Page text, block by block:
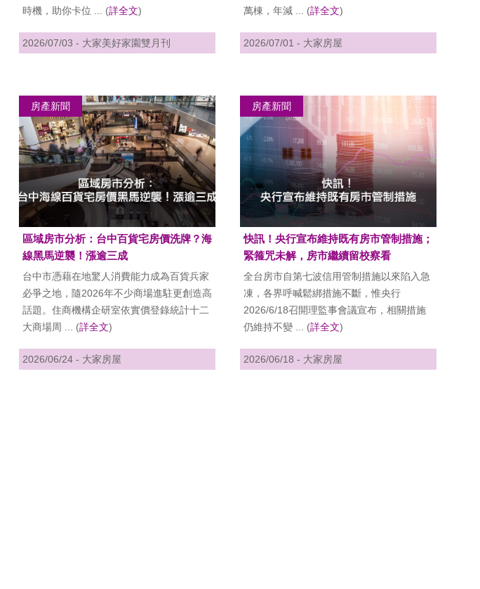
時機，助你卡位 ... (詳全文)
2026/07/03 - 大家美好家園雙月刊
萬棟，年減 ... (詳全文)
2026/07/01 - 大家房屋
房產新聞
區域房市分析：台中百貨宅房價洗牌？海
線黑馬逆襲！漲逾三成
台中市憑藉在地驚人消費能力成為百貨兵家
必爭之地，隨2026年不少商場進駐更創造高
話題。住商機構企研室依實價登錄統計十二
大商場周 ... (詳全文)
2026/06/24 - 大家房屋
房產新聞
快訊！央行宣布維持既有房市管制措施；
緊箍咒未解，房市繼續留校察看
全台房市自第七波信用管制措施以來陷入急
凍，各界呼喊鬆綁措施不斷，惟央行
2026/6/18召開理監事會議宣布，相關措施
仍維持不變 ... (詳全文)
2026/06/18 - 大家房屋